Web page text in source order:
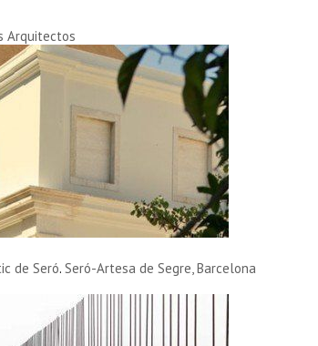
Arquitectos
de Seró. Seró-Artesa de Segre, Barcelona